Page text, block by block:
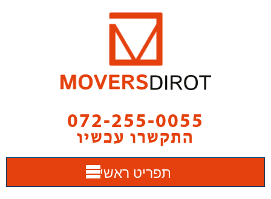
072-255-0055
התקשרו עכשיו
תפריט ראשי